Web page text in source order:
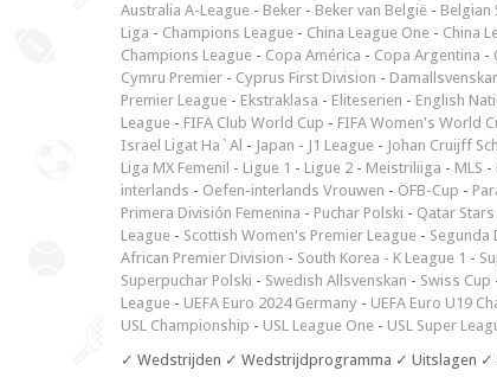
Australia A-League - Beker - Beker van België - Belgian
Liga - Champions League - China League One - China
Champions League - Copa América - Copa Argentina -
Cymru Premier - Cyprus First Division -
Premier League - Ekstraklasa - Eliteserien - English
League - FIFA Club World Cup - FIFA Women's World
Israel Ligat Ha`Al - Japan - J1 League - Johan Cruijff
Liga MX Femenil - Ligue 1 - Ligue 2 - Meistriliiga - MLS -
interlands - Oefen-interlands Vrouwen - ÖFB-Cup -
Primera División Femenina - Puchar Polski - Qatar
League - Scottish Women's Premier League - Segunda
African Premier Division - South Korea - K League 1 -
Superpuchar Polski - Swedish Allsvenskan - Swiss Cup
League - UEFA Euro 2024 Germany - UEFA Euro U19
USL Championship - USL League One - USL Super
✓ Wedstrijden ✓ Wedstrijdprogramma ✓ Uitslagen ✓